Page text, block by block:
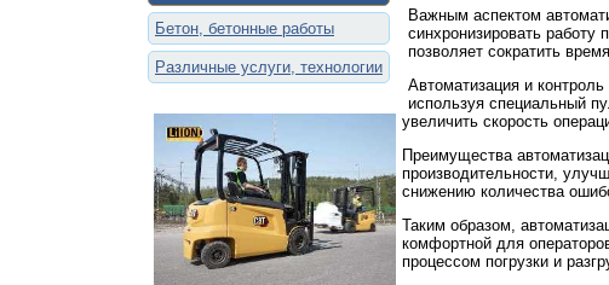
Бетон, бетонные работы
Различные услуги, технологии
Важным аспектом
синхронизировать работу
позволяет сократить
Автоматизация и
используя специальный
увеличить скорость
Преимущества
производительности,
снижению количества
Таким образом,
комфортной для
процессом погрузки и